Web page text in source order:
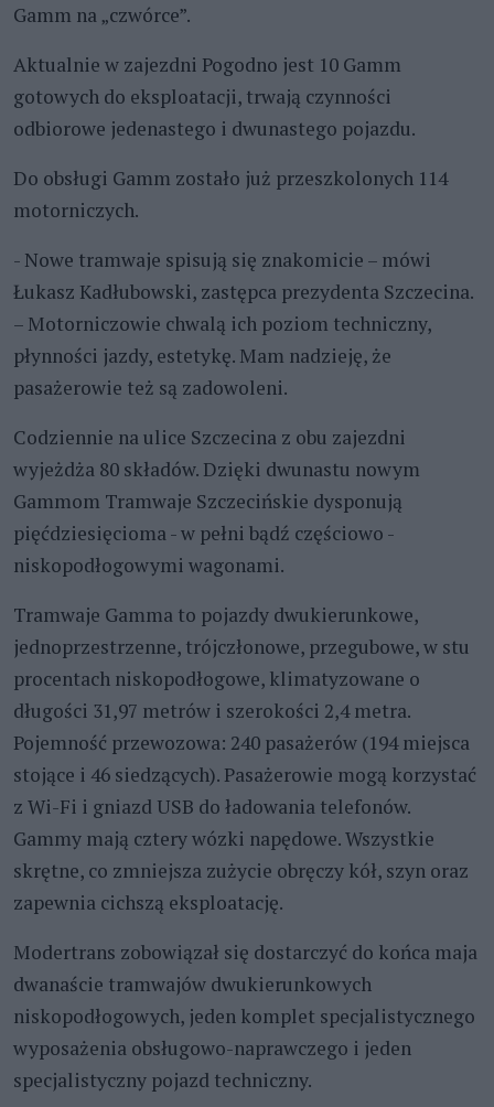
Gamm na „czwórce”.
Aktualnie w zajezdni Pogodno jest 10 Gamm
gotowych do eksploatacji, trwają czynności
odbiorowe jedenastego i dwunastego pojazdu.
Do obsługi Gamm zostało już przeszkolonych 114
motorniczych.
- Nowe tramwaje spisują się znakomicie – mówi
Łukasz Kadłubowski, zastępca prezydenta Szczecina.
– Motorniczowie chwalą ich poziom techniczny,
płynności jazdy, estetykę. Mam nadzieję, że
pasażerowie też są zadowoleni.
Codziennie na ulice Szczecina z obu zajezdni
wyjeżdża 80 składów. Dzięki dwunastu nowym
Gammom Tramwaje Szczecińskie dysponują
pięćdziesięcioma - w pełni bądź częściowo -
niskopodłogowymi wagonami.
Tramwaje Gamma to pojazdy dwukierunkowe,
jednoprzestrzenne, trójczłonowe, przegubowe, w stu
procentach niskopodłogowe, klimatyzowane o
długości 31,97 metrów i szerokości 2,4 metra.
Pojemność przewozowa: 240 pasażerów (194 miejsca
stojące i 46 siedzących). Pasażerowie mogą korzystać
z Wi-Fi i gniazd USB do ładowania telefonów.
Gammy mają cztery wózki napędowe. Wszystkie
skrętne, co zmniejsza zużycie obręczy kół, szyn oraz
zapewnia cichszą eksploatację.
Modertrans zobowiązał się dostarczyć do końca maja
dwanaście tramwajów dwukierunkowych
niskopodłogowych, jeden komplet specjalistycznego
wyposażenia obsługowo-naprawczego i jeden
specjalistyczny pojazd techniczny.